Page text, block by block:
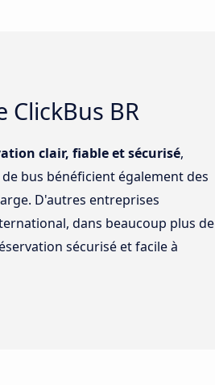
BR
clair, fiable et sécurisé,
bus bénéficient également des
D'autres entreprises
dans beaucoup plus de
sécurisé et facile à